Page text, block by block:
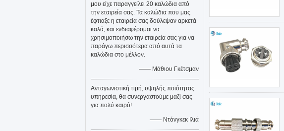
μου είχε παραγγείλει 20 καλώδια από
την εταιρεία σας. Τα καλώδια που μας
έφτιαξε η εταιρεία σας δούλεψαν αρκετά
καλά, και ενδιαφέρομαι να
χρησιμοποιήσω την εταιρεία σας για να
παράγω περισσότερα από αυτά τα
καλώδια στο μέλλον.
—— Μάθιου Γκέτσμαν
Ανταγωνιστική τιμή, υψηλής ποιότητας
υπηρεσία, θα συνεργαστούμε μαζί σας
για πολύ καιρό!
—— Ντόνγκεκ Ιλιά